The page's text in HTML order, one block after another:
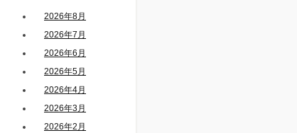
2026年8月
2026年7月
2026年6月
2026年5月
2026年4月
2026年3月
2026年2月